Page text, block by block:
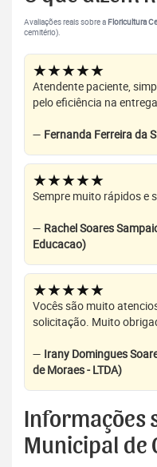
Avaliações reais sobre a Floricultura
cemitério).
★★★★★
Atendente paciente,
pelo eficiência na
— Fernanda Ferreira da
★★★★★
Sempre muito rápidos e
— Rachel Soares
Educacao)
★★★★★
Vocês são muito
solicitação. Muito
— Irany Domingues
de Moraes - LTDA)
Informações
Municipal de